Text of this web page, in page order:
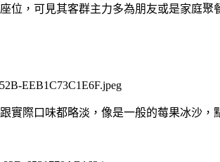
位，可見其客群主力多為朋友或是家庭
實際口味都略淡，像是一般的莓果冰沙，